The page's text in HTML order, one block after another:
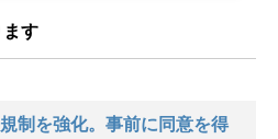
す
制を強化。事前に同意を得